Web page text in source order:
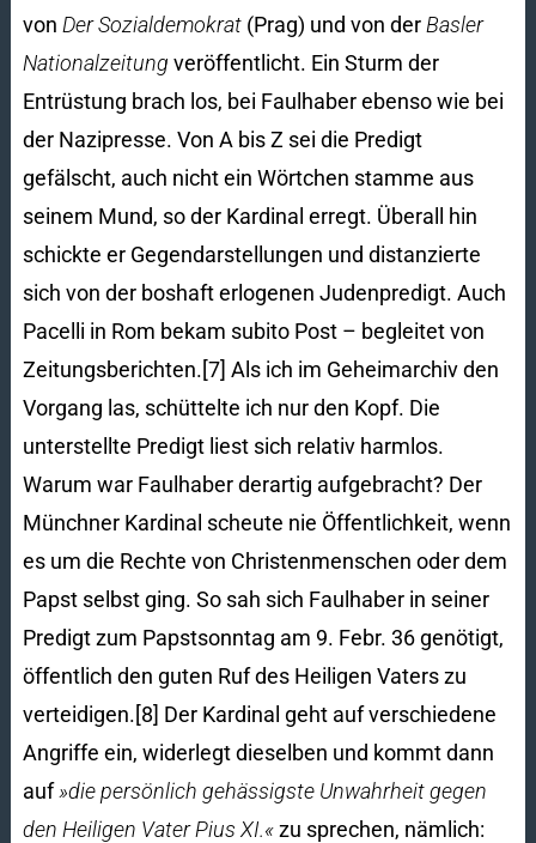
von Der Sozialdemokrat(Prag) und von der Basler
Nationalzeitung veröffentlicht. Ein Sturm der
Entrüstung brach los, bei Faulhaber ebenso wie bei
der Nazipresse. Von A bis Z sei die Predigt
gefälscht, auch nicht ein Wörtchen stamme aus
seinem Mund, so der Kardinal erregt. Überall hin
schickte er Gegendarstellungen und distanzierte
sich von der boshaft erlogenen Judenpredigt. Auch
Pacelli in Rom bekam subito Post – begleitet von
Zeitungsberichten.[7] Als ich im Geheimarchiv den
Vorgang las, schüttelte ich nur den Kopf. Die
unterstellte Predigt liest sich relativ harmlos.
Warum war Faulhaber derartig aufgebracht? Der
Münchner Kardinal scheute nie Öffentlichkeit, wenn
es um die Rechte von Christenmenschen oder dem
Papst selbst ging. So sah sich Faulhaber in seiner
Predigt zum Papstsonntag am 9. Febr. 36 genötigt,
öffentlich den guten Ruf des Heiligen Vaters zu
verteidigen.[8] Der Kardinal geht auf verschiedene
Angriffe ein, widerlegt dieselben und kommt dann
auf»die persönlich gehässigste Unwahrheit gegen
den Heiligen Vater Pius XI.«zu sprechen, nämlich: